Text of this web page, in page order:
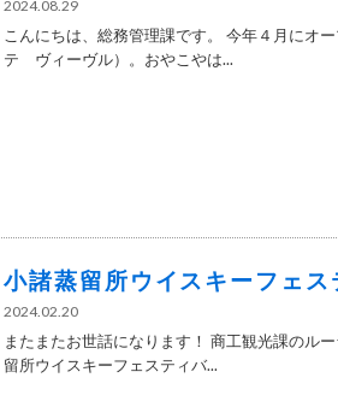
2024.08.29
こんにちは、総務管理課です。 今年４月にオ
テ ヴィーヴル）。おやこやは...
小諸蒸留所ウイスキーフェ
2024.02.20
またまたお世話になります！ 商工観光課のル
留所ウイスキーフェスティバ...